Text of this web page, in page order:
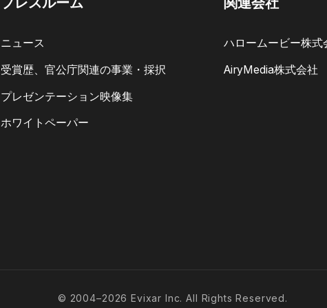
ニュース
受賞歴、官公庁関連の事業・採択
プレゼンテーション映像集
ホワイトペーパー
ハロームービー株式
AiryMedia株式会社
© 2004–2026 Evixar Inc. All Rights Reserved.